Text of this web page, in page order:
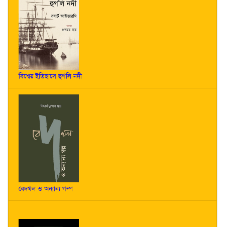
বিশ্বের ইতিহাসে হুগলি নদী
বেদখল ও অন্যান্য গল্প